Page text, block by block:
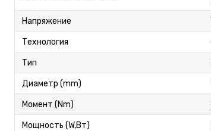
Напряжение
Технология
Тип
Диаметр (mm)
Момент (Nm)
Мощность (W,Вт)